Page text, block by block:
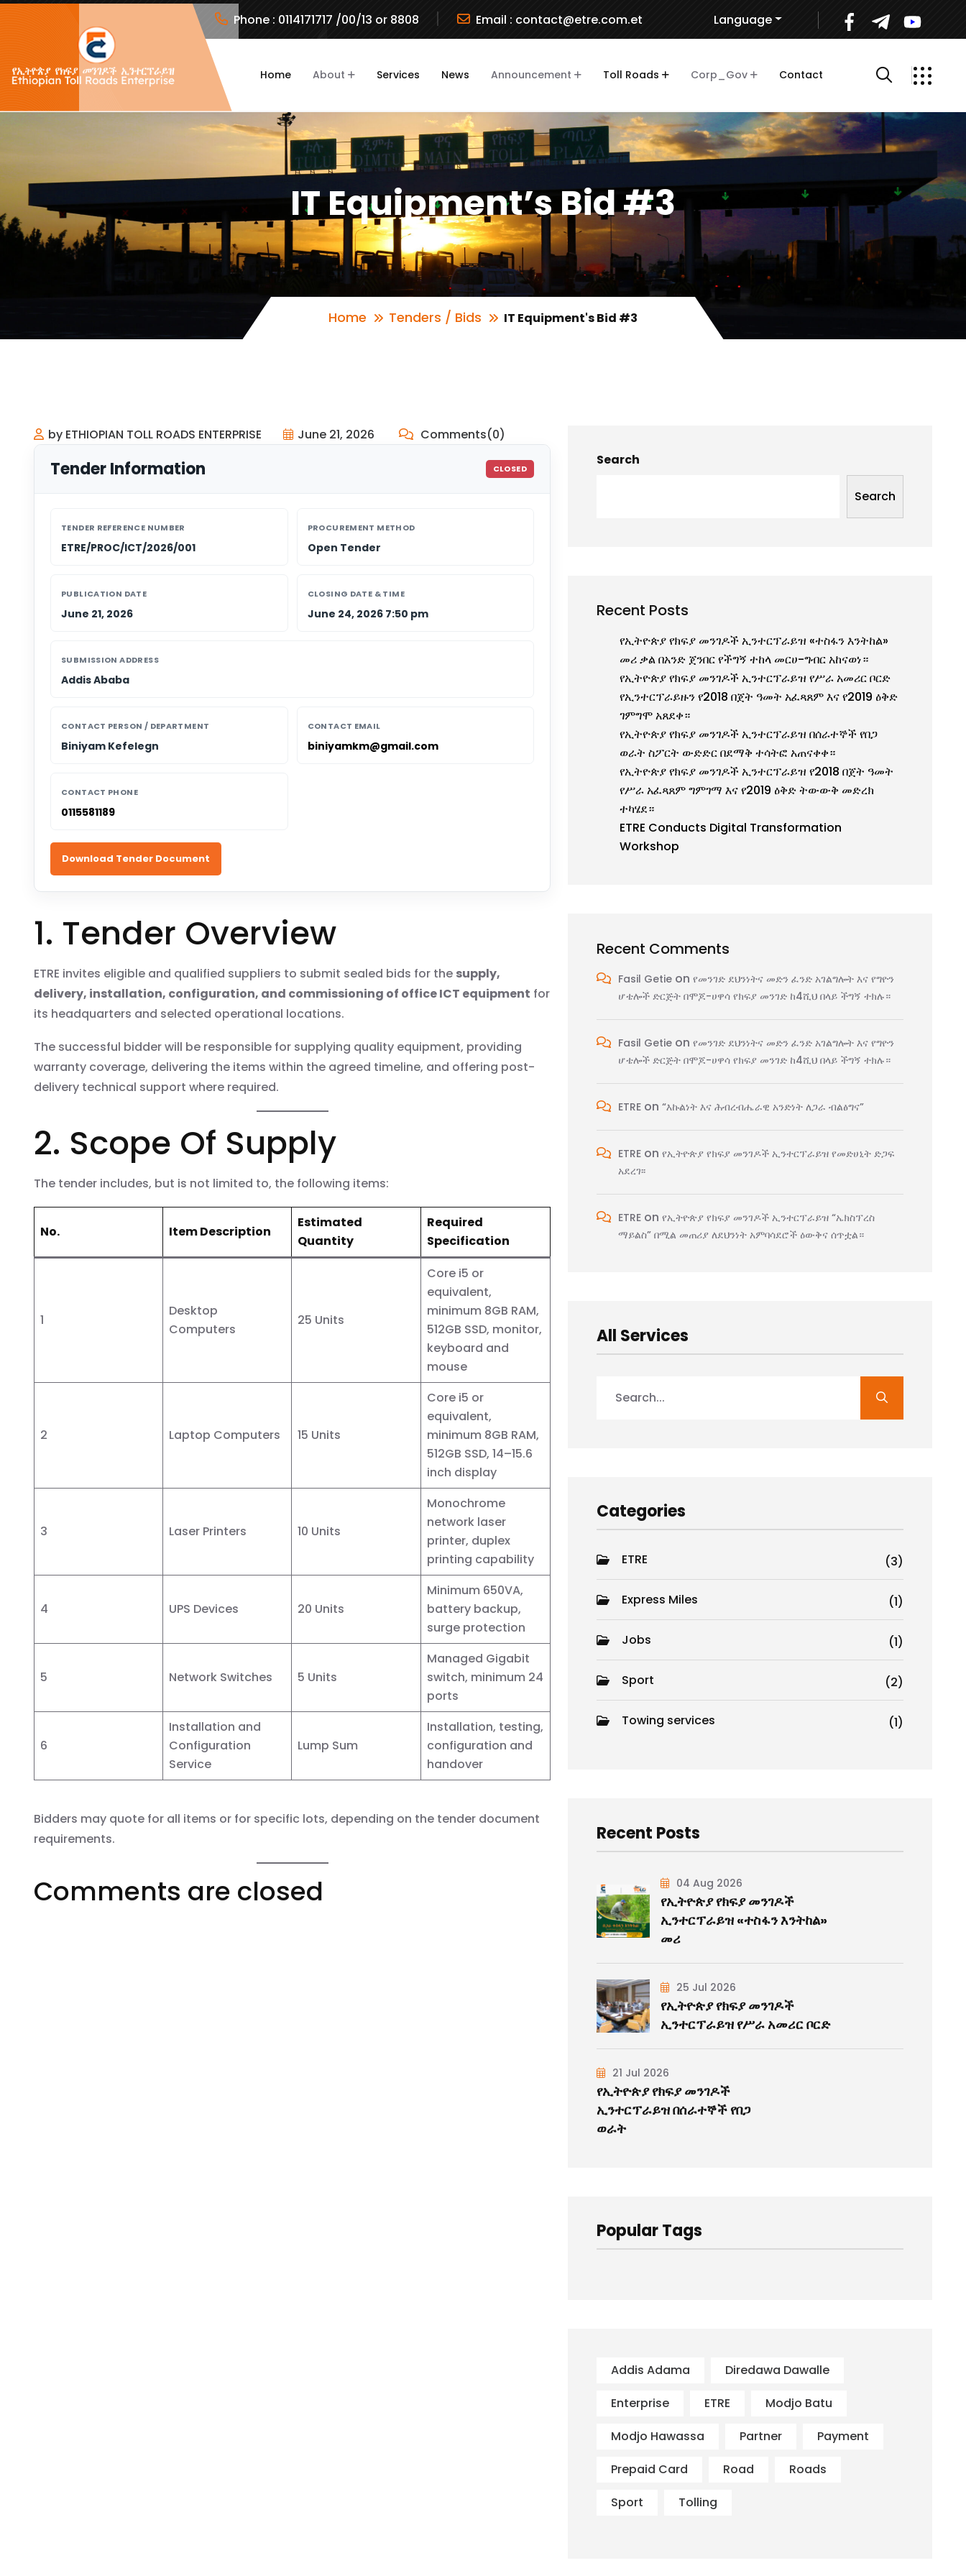
Phone : 0114171717 /00/13 or 8808 Email : contact@etre.com.et Language
Home About Services News Announcement Toll Roads Corp_Gov Contact
IT Equipment’s Bid #3
Home Tenders / Bids IT Equipment's Bid #3
by ETHIOPIAN TOLL ROADS ENTERPRISE June 21, 2026 Comments(0)
Tender Information CLOSED
TENDER REFERENCE NUMBER
ETRE/PROC/ICT/2026/001
PROCUREMENT METHOD
Open Tender
PUBLICATION DATE
June 21, 2026
CLOSING DATE & TIME
June 24, 2026 7:50 pm
SUBMISSION ADDRESS
Addis Ababa
CONTACT PERSON / DEPARTMENT
Biniyam Kefelegn
CONTACT EMAIL
biniyamkm@gmail.com
CONTACT PHONE
0115581189
Download Tender Document
1. Tender Overview
ETRE invites eligible and qualified suppliers to submit sealed bids for the supply,
delivery, installation, configuration, and commissioning of office ICT equipment for
its headquarters and selected operational locations.
The successful bidder will be responsible for supplying quality equipment, providing
warranty coverage, delivering the items within the agreed timeline, and offering post-
delivery technical support where required.
2. Scope Of Supply
The tender includes, but is not limited to, the following items:
No. Item Description
Estimated
Quantity
Required
Specification
1
Desktop
Computers
25 Units
Core i5 or
equivalent,
minimum 8GB RAM,
512GB SSD, monitor,
keyboard and
mouse
2 Laptop Computers 15 Units
Core i5 or
equivalent,
minimum 8GB RAM,
512GB SSD, 14–15.6
inch display
3 Laser Printers 10 Units
Monochrome
network laser
printer, duplex
printing capability
4 UPS Devices 20 Units
Minimum 650VA,
battery backup,
surge protection
5 Network Switches 5 Units
Managed Gigabit
switch, minimum 24
ports
6
Installation and
Configuration
Service
Lump Sum
Installation, testing,
configuration and
handover
Bidders may quote for all items or for specific lots, depending on the tender document
requirements.
Comments are closed
Search
Search
Recent Posts
የኢትዮጵያ የክፍያ መንገዶች ኢንተርፕራይዝ «ተስፋን እንትከል»
መሪ ቃል በአንድ ጀንበር የችግኝ ተከላ መርሀ-ግብር አከናወነ።
የኢትዮጵያ የክፍያ መንገዶች ኢንተርፕራይዝ የሥራ አመሪር ቦርድ
የኢንተርፕራይዙን የ2018 በጀት ዓመት አፈጻጸም እና የ2019 ዕቅድ
ገምግሞ አጸደቀ።
የኢትዮጵያ የክፍያ መንገዶች ኢንተርፕራይዝ በሰራተኞች የበጋ
ወራት ስፖርት ውድድር በደማቅ ተሳትፎ አጠናቀቀ።
የኢትዮጵያ የክፍያ መንገዶች ኢንተርፕራይዝ የ2018 በጀት ዓመት
የሥራ አፈጻጸም ግምገማ እና የ2019 ዕቅድ ትውውቅ መድረክ
ተካሄደ።
ETRE Conducts Digital Transformation
Workshop
Recent Comments
Fasil Getie onየመንገድ ደህንነትና መድን ፈንድ አገልግሎት እና የግዮን
ሆቴሎች ድርጅት በሞጆ-ሀዋሳ የክፍያ መንገድ ከ4ሺህ በላይ ችግኝ ተክሉ።
Fasil Getie onየመንገድ ደህንነትና መድን ፈንድ አገልግሎት እና የግዮን
ሆቴሎች ድርጅት በሞጆ-ሀዋሳ የክፍያ መንገድ ከ4ሺህ በላይ ችግኝ ተክሉ።
ETRE on“እኩልነት እና ሕብረብሔራዊ አንድነት ለጋራ ብልፅግና”
ETRE onየኢትዮጵያ የክፍያ መንገዶች ኢንተርፕራይዝ የመድሀኒት ድጋፍ
አደረገ፡፡
ETRE onየኢትዮጵያ የክፍያ መንገዶች ኢንተርፕራይዝ “ኤክስፕረስ
ማይልስ” በሚል መጠሪያ ለደህንነት አምባሳደሮች ዕውቅና ሰጥቷል።
All Services
Categories
ETRE (3)
Express Miles (1)
Jobs (1)
Sport (2)
Towing services (1)
Recent Posts
04 Aug 2026
የኢትዮጵያ የክፍያ መንገዶች
ኢንተርፕራይዝ «ተስፋን እንትከል»
መሪ
25 Jul 2026
የኢትዮጵያ የክፍያ መንገዶች
ኢንተርፕራይዝ የሥራ አመሪር ቦርድ
21 Jul 2026
የኢትዮጵያ የክፍያ መንገዶች
ኢንተርፕራይዝ በሰራተኞች የበጋ
ወራት
Popular Tags
Addis Adama
Diredawa Dawalle
Enterprise
ETRE
Modjo Batu
Modjo Hawassa
Partner
Payment
Prepaid Card
Road
Roads
Sport
Tolling